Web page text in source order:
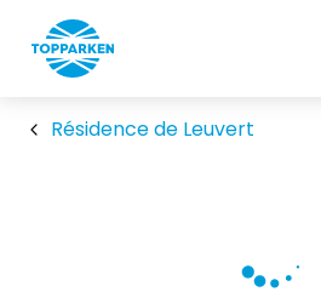
Résidence de Leuvert